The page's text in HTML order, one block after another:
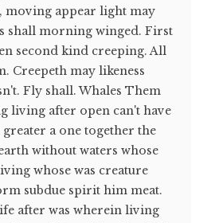
appear light may
shall morning winged. First
second kind creeping. All
Creepeth may likeness
Fly shall. Whales Them
living after open can't have
a one together the
without waters whose
whose was creature
subdue spirit him meat.
after was wherein living